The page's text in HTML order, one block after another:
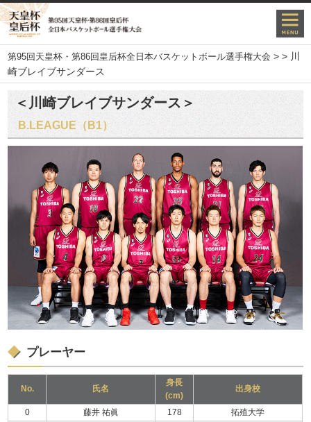
第95回天皇杯・第86回皇后杯全日本バスケットボール選手権大会 >> 川
崎ブレイブサンダース
＜川崎ブレイブサンダース＞
B.LEAGUE（B1）
プレーヤー
No. 氏名
身長
(cm)
出身校
0 藤井 祐眞 178
拓殖大学